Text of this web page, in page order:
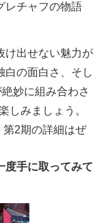
レチャフの物語
け出せない魅力が
白の面白さ、そし
妙に組み合わさ
しみましょう。
2期の詳細はぜ
度手に取ってみて